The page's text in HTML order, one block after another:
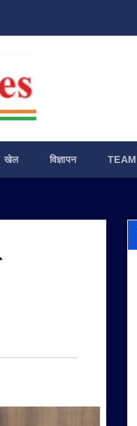
खेल विज्ञापन TEAM